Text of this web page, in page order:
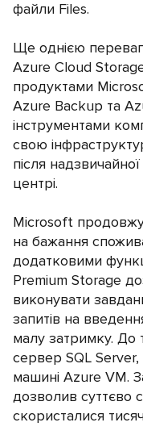
файли Files.
Ще однією
Azure Cloud
продуктами
Azure Backup та
інструментами
свою
після
центрі.
Microsoft
на бажання
додатковими
Premium Storage
виконувати
запитів на
малу затримку. До
сервер SQL
машині Azure VM.
дозволив суттєво
скористалися